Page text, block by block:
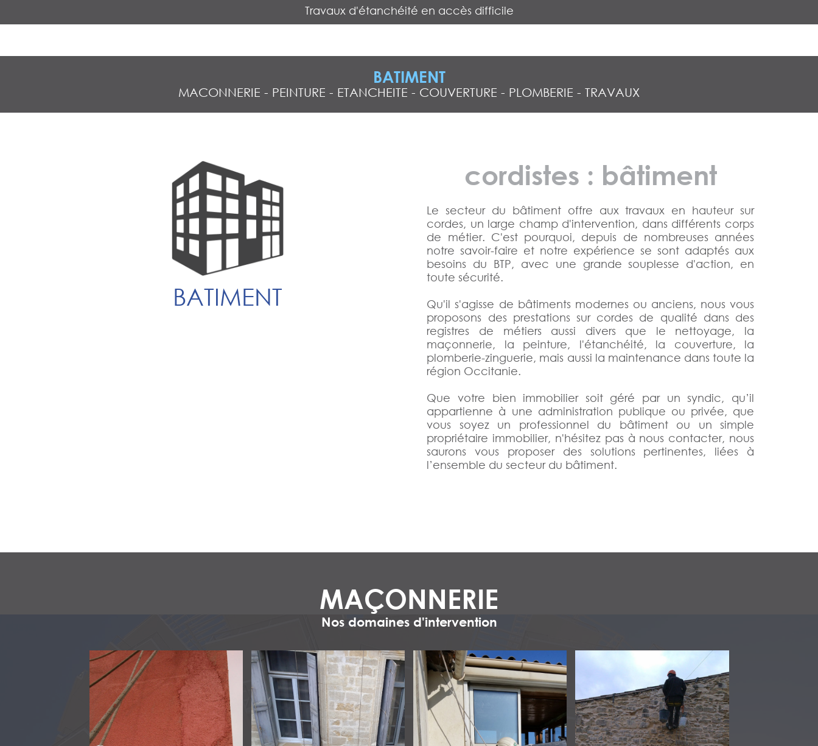
Travaux de maintenance réalisés par nos cordistes
BATIMENT
MACONNERIE - PEINTURE - ETANCHEITE - COUVERTURE - PLOMBERIE - TRAVAUX
BATIMENT
cordistes : bâtiment
Le secteur du bâtiment offre aux travaux en hauteur sur
cordes, un large champ d'intervention, dans différents corps
de métier. C'est pourquoi, depuis de nombreuses années
notre savoir-faire et notre expérience se sont adaptés aux
besoins du BTP, avec une grande souplesse d'action, en
toute sécurité.
Qu'il s'agisse de bâtiments modernes ou anciens, nous vous
proposons des prestations sur cordes de qualité dans des
registres de métiers aussi divers que le nettoyage, la
maçonnerie, la peinture, l'étanchéité, la couverture, la
plomberie-zinguerie, mais aussi la maintenance dans toute la
région Occitanie.
Que votre bien immobilier soit géré par un syndic, qu’il
appartienne à une administration publique ou privée, que
vous soyez un professionnel du bâtiment ou un simple
propriétaire immobilier, n'hésitez pas à nous contacter, nous
saurons vous proposer des solutions pertinentes, liées à
l’ensemble du secteur du bâtiment.
MAÇONNERIE
Nos domaines d'intervention